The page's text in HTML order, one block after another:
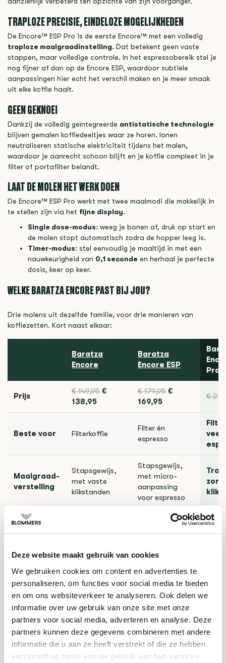
Deze website maakt gebruik van cookies
We gebruiken cookies om content en advertenties te
personaliseren, om functies voor social media te bieden
en om ons websiteverkeer te analyseren. Ook delen we
informatie over uw gebruik van onze site met onze
partners voor social media, adverteren en analyse. Deze
partners kunnen deze gegevens combineren met andere
informatie die u aan ze heeft verstrekt of die ze hebben
verzameld op basis van uw gebruik van hun services.
TRAPLOZE PRECISIE, EINDELOZE MOGELIJKHEDEN
De Encore™ ESP Pro is de eerste Encore™ met een volledig
traploze maalgraadinstelling. Dat betekent geen vaste
stappen, maar volledige controle. In het espressobereik stel je
nog fijner af dan op de Encore ESP, waardoor subtiele
aanpassingen hier echt het verschil maken en je meer smaak
uit elke koffie haalt.
GEEN GEKNOEI
Dankzij de volledig geïntegreerde antistatische technologie
blijven gemalen koffiedeeltjes waar ze horen. Ionen
neutraliseren statische elektriciteit tijdens het malen,
waardoor je aanrecht schoon blijft en je koffie compleet in je
filter of portafilter belandt.
LAAT DE MOLEN HET WERK DOEN
De Encore™ ESP Pro werkt met twee maalmodi die makkelijk in
te stellen zijn via het fijne display.
Single dose-modus: weeg je bonen af, druk op start en
de molen stopt automatisch zodra de hopper leeg is.
Timer-modus: stel eenvoudig je maaltijd in met een
nauwkeurigheid van 0,1 seconde en herhaal je perfecte
dosis, keer op keer.
WELKE BARATZA ENCORE PAST BIJ JOU?
Drie molens uit dezelfde familie, voor drie manieren van
koffiezetten. Kort naast elkaar:
Baratza
Encore
Baratza
Encore ESP
Pro
Prijs
€ 149,95 €
138,95
€ 179,95 €
169,95
€
Beste voor Filterkoffie
Filter én
espresso
Maalgraad-
verstelling
Stapsgewijs,
met vaste
klikstanden
Stapsgewijs,
met micro-
aanpassing
voor espresso
filter en wilt
instapmolen
Je wilt met één
molen zowel
espresso zetten
Je
Twijfel je nog? We hebben alle drie de molens in onze branderij
zelf getest, dus bel of mail ons gerust voor advies.
Lees ook: Baratza Encore, ESP of ESP Pro: welke kies je?